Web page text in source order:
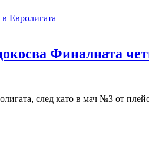
Финалната
след като в мач №3 от